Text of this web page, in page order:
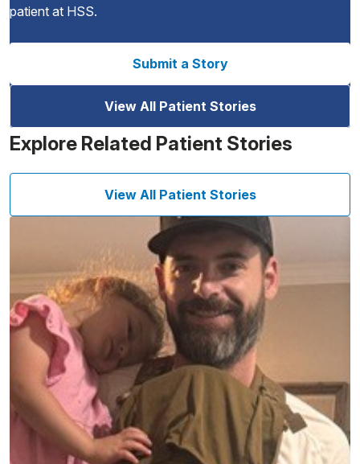
patient at HSS.
Submit a Story
View All Patient Stories
Explore Related Patient Stories
View All Patient Stories